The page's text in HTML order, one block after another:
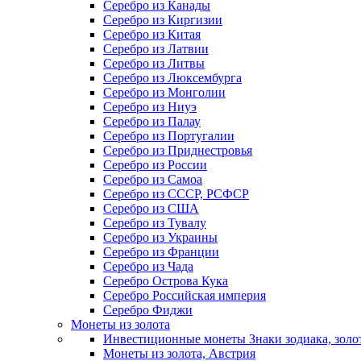
Серебро из Канады
Серебро из Киргизии
Серебро из Китая
Серебро из Латвии
Серебро из Литвы
Серебро из Люксембурга
Серебро из Монголии
Серебро из Ниуэ
Серебро из Палау
Серебро из Португалии
Серебро из Приднестровья
Серебро из России
Серебро из Самоа
Серебро из СССР, РСФСР
Серебро из США
Серебро из Тувалу
Серебро из Украины
Серебро из Франции
Серебро из Чада
Серебро Острова Кука
Серебро Российская империя
Серебро Фиджи
Монеты из золота
Инвестиционные монеты Знаки зодиака,
Монеты из золота, Австрия